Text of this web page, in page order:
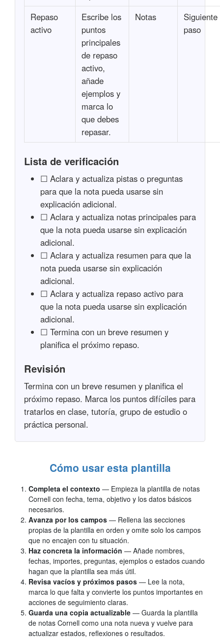
Repaso
activo
Escribe los
puntos
principales
de repaso
activo,
añade
ejemplos y
marca lo
que debes
repasar.
Notas
Siguiente
paso
Lista de verificación
☐ Aclara y actualiza pistas o preguntas
para que la nota pueda usarse sin
explicación adicional.
☐ Aclara y actualiza notas principales para
que la nota pueda usarse sin explicación
adicional.
☐ Aclara y actualiza resumen para que la
nota pueda usarse sin explicación
adicional.
☐ Aclara y actualiza repaso activo para
que la nota pueda usarse sin explicación
adicional.
☐ Termina con un breve resumen y
planifica el próximo repaso.
Revisión
Termina con un breve resumen y planifica el
próximo repaso. Marca los puntos difíciles para
tratarlos en clase, tutoría, grupo de estudio o
práctica personal.
Cómo usar esta plantilla
Completa el contexto — Empieza la plantilla de notas
Cornell con fecha, tema, objetivo y los datos básicos
necesarios.
Avanza por los campos — Rellena las secciones
propias de la plantilla en orden y omite solo los campos
que no encajen con tu situación.
Haz concreta la información — Añade nombres,
fechas, importes, preguntas, ejemplos o estados cuando
hagan que la plantilla sea más útil.
Revisa vacíos y próximos pasos — Lee la nota,
marca lo que falta y convierte los puntos importantes en
acciones de seguimiento claras.
Guarda una copia actualizable — Guarda la plantilla
de notas Cornell como una nota nueva y vuelve para
actualizar estados, reflexiones o resultados.